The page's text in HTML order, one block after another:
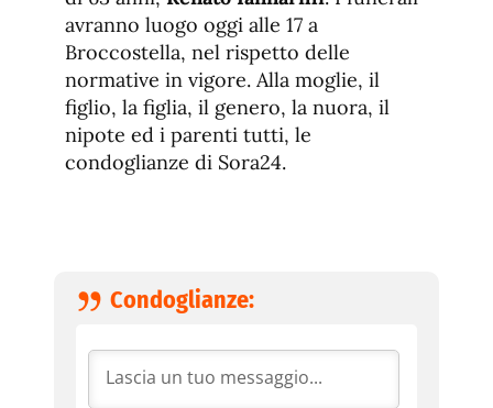
avranno luogo oggi alle 17 a
Broccostella, nel rispetto delle
normative in vigore. Alla moglie, il
figlio, la figlia, il genero, la nuora, il
nipote ed i parenti tutti, le
condoglianze di Sora24.
Condoglianze: